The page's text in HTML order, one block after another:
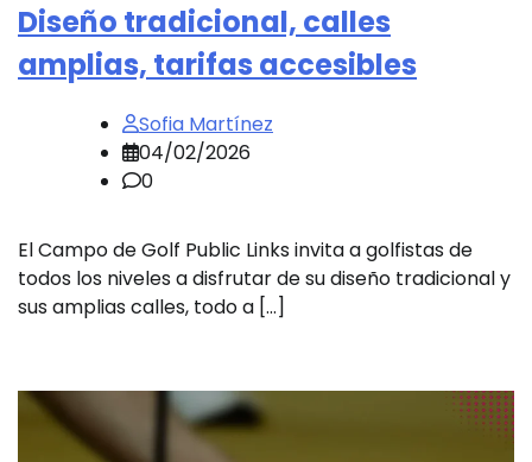
Diseño tradicional, calles
amplias, tarifas accesibles
Sofia Martínez
04/02/2026
0
El Campo de Golf Public Links invita a golfistas de
todos los niveles a disfrutar de su diseño tradicional y
sus amplias calles, todo a […]